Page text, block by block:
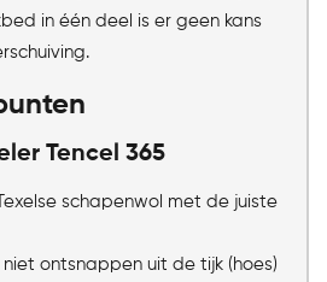
in één deel is er geen kans
Tencel 365
schapenwol met de juiste
niet ontsnappen uit de tijk (hoes)